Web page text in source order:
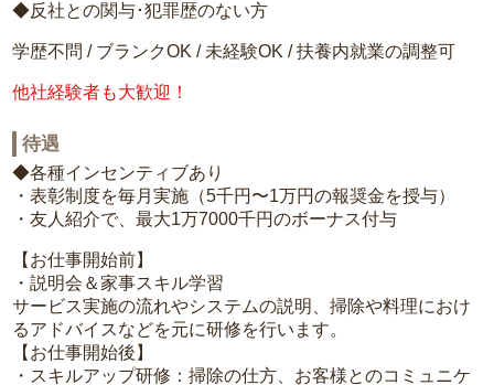
◆反社との関与･犯罪歴のない方
学歴不問 / ブランクOK / 未経験OK / 扶養内就業の調整可
他社経験者も大歓迎！
待遇
◆各種インセンティブあり
・表彰制度を毎月実施（5千円〜1万円の報奨金を授与）
・友人紹介で、最大1万7000千円のボーナス付与
【お仕事開始前】
・説明会＆家事スキル学習
サービス実施の流れやシステムの説明、掃除や料理におけ
るアドバイスなどを元に研修を行います。
【お仕事開始後】
・スキルアップ研修：掃除の仕方、お客様とのコミュニケ